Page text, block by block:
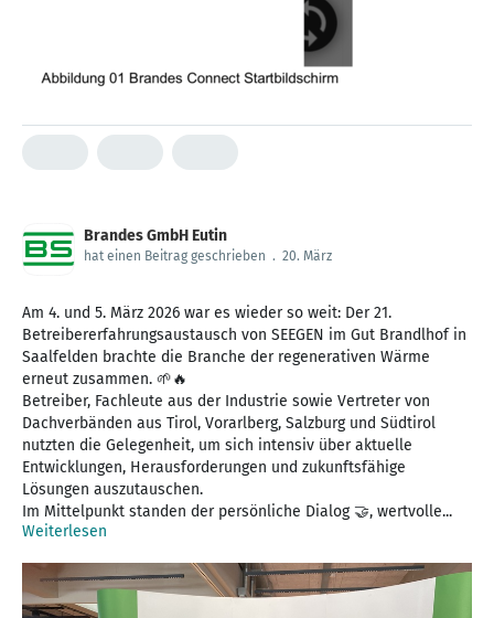
Brandes GmbH Eutin
hat einen Beitrag geschrieben . 20. März
Am 4. und 5. März 2026 war es wieder so weit: Der 21.
Betreibererfahrungsaustausch von SEEGEN im Gut Brandlhof in
Saalfelden brachte die Branche der regenerativen Wärme
erneut zusammen. 🌱🔥
Betreiber, Fachleute aus der Industrie sowie Vertreter von
Dachverbänden aus Tirol, Vorarlberg, Salzburg und Südtirol
nutzten die Gelegenheit, um sich intensiv über aktuelle
Entwicklungen, Herausforderungen und zukunftsfähige
Lösungen auszutauschen.
Im Mittelpunkt standen der persönliche Dialog 🤝, wertvolle...
Weiterlesen